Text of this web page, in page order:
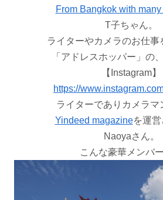
From Bangkok with many
T子ちゃん。
ライターやカメラのお仕事
「アドレスホッパー」の
【Instagram】
https://
ライターでありカメラマ
Yindeed magazineを運営
Naoyaさん。
こんな豪華メンバ